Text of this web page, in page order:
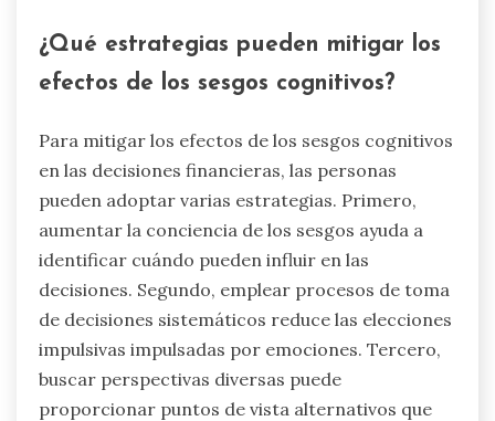
¿Qué estrategias pueden mitigar los
efectos de los sesgos cognitivos?
Para mitigar los efectos de los sesgos cognitivos
en las decisiones financieras, las personas
pueden adoptar varias estrategias. Primero,
aumentar la conciencia de los sesgos ayuda a
identificar cuándo pueden influir en las
decisiones. Segundo, emplear procesos de toma
de decisiones sistemáticos reduce las elecciones
impulsivas impulsadas por emociones. Tercero,
buscar perspectivas diversas puede
proporcionar puntos de vista alternativos que